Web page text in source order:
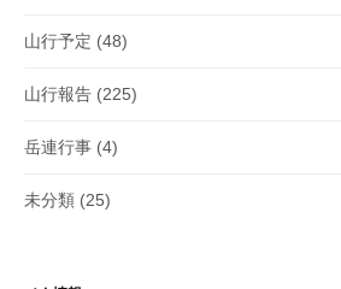
山行予定 (48)
山行報告 (225)
岳連行事 (4)
未分類 (25)